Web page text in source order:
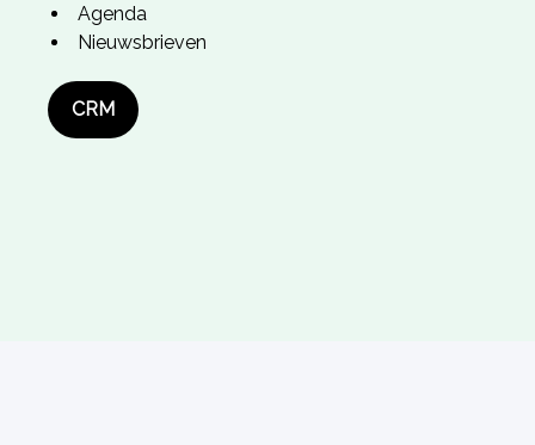
Agenda
Nieuwsbrieven
CRM